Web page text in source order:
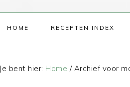
HOME RECEPTEN INDEX
Je bent hier: Home /Archief voor